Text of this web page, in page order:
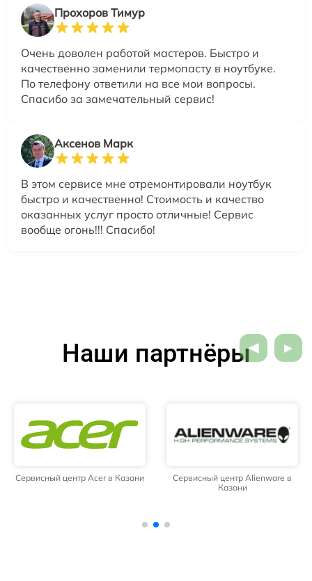
Прохоров Тимур
Очень доволен работой мастеров. Быстро и
качественно заменили термопасту в ноутбуке.
По телефону ответили на все мои вопросы.
Спасибо за замечательный сервис!
Аксенов Марк
В этом сервисе мне отремонтировали ноутбук
быстро и качественно! Стоимость и качество
оказанных услуг просто отличные! Сервис
вообще огонь!!! Спасибо!
Наши партнёры
Сервисный центр Acer в Казани
Сервисный центр Alienware в
Казани